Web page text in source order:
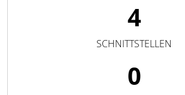
4
SCHNITTSTELLEN
0